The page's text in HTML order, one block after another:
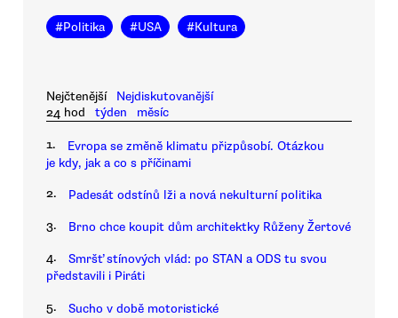
#Politika #USA #Kultura
Nejčtenější
Nejdiskutovanější
24 hod
týden měsíc
1.
Evropa se změně klimatu přizpůsobí. Otázkou
je kdy, jak a co s příčinami
2. Padesát odstínů lži a nová nekulturní politika
3. Brno chce koupit dům architektky Růženy Žertové
4.
Smršť stínových vlád: po STAN a ODS tu svou
představili i Piráti
5. Sucho v době motoristické